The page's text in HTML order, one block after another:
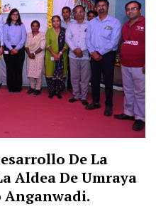
De La
Aldea De Umraya
Anganwadi.